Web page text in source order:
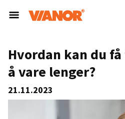
Hvordan kan du
å vare lenger?
21.11.2023